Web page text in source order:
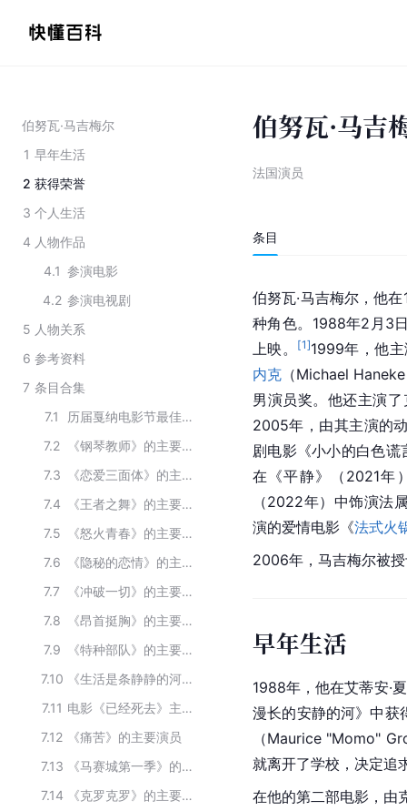
伯努瓦·马吉梅尔
1 早年生活
2 获得荣誉
3 个人生活
4 人物作品
4.1 参演电影
4.2 参演电视剧
5 人物关系
6 参考资料
7 条目合集
7.1
历届戛纳电影节最佳男演员
7.2
《钢琴教师》的主要演员
7.3
《恋爱三面体》的主要演员
7.4
《王者之舞》的主要演员
7.5
《怒火青春》的主要演员
7.6
《隐秘的恋情》的主要演员
7.7
《冲破一切》的主要演员
7.8
《昂首挺胸》的主要演员
7.9
《特种部队》的主要演员
7.10
《生活是条静静的河流》的主要演员
7.11
电影《已经死去》主要演员
7.12
《痛苦》的主要演员
7.13
《马赛城第一季》的主要演员
7.14
《克罗克罗》的主要演员
伯努瓦·马吉
法国演员
条目
伯努瓦·马吉梅尔，他
种角色。1988年2月3
上映。
[1]1999年，他
内克 （Michael
男演员奖。他还主演
2005年，由其主演的
剧电影《小小的白色
在《平静》（2021年
（2022年）中饰演法
演的爱情电影《法式火
2006年，马吉梅尔被
早年生活
1988年，他在艾蒂安·
漫长的安静的河》中获
（Maurice "Momo"
就离开了学校，决定追
在他的第二部电影，由